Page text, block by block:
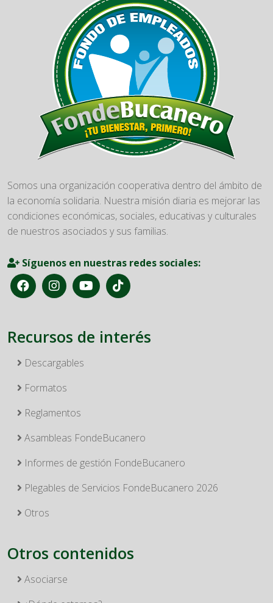
Somos una organización cooperativa dentro del ámbito de
la economía solidaria. Nuestra misión diaria es mejorar las
condiciones económicas, sociales, educativas y culturales
de nuestros asociados y sus familias.
Síguenos en nuestras redes sociales:
Recursos de interés
Descargables
Formatos
Reglamentos
Asambleas FondeBucanero
Informes de gestión FondeBucanero
Plegables de Servicios FondeBucanero 2026
Otros
Otros contenidos
Asociarse